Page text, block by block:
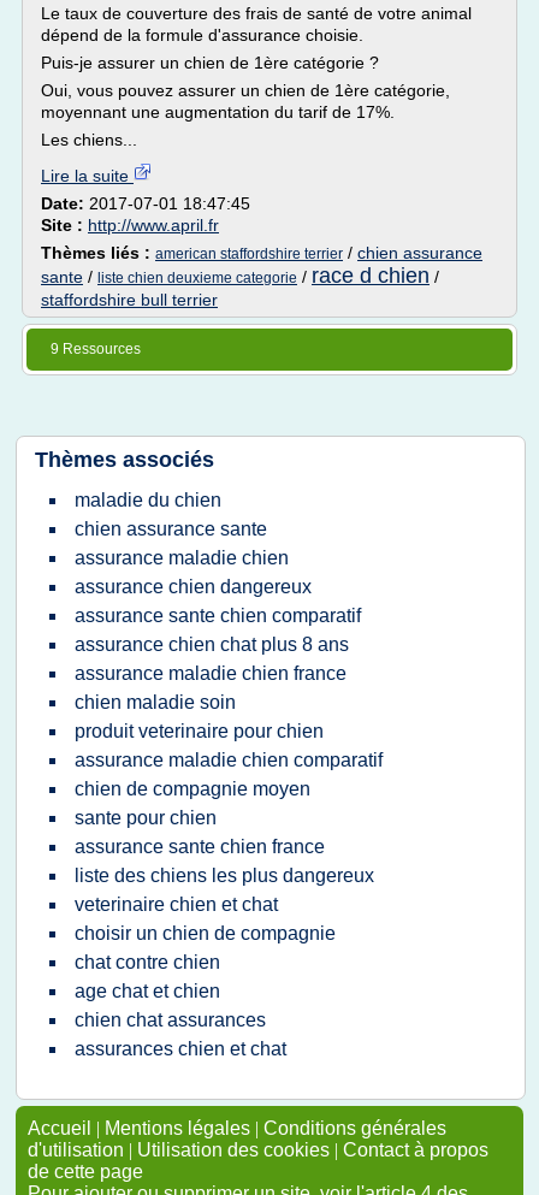
Le taux de couverture des frais de santé de votre animal
dépend de la formule d'assurance choisie.
Puis-je assurer un chien de 1ère catégorie ?
Oui, vous pouvez assurer un chien de 1ère catégorie,
moyennant une augmentation du tarif de 17%.
Les chiens...
Lire la suite
Date: 2017-07-01 18:47:45
Site : http://www.april.fr
Thèmes liés : american staffordshire terrier / chien assurance
sante / liste chien deuxieme categorie / race d chien /
staffordshire bull terrier
9 Ressources
Thèmes associés
maladie du chien
chien assurance sante
assurance maladie chien
assurance chien dangereux
assurance sante chien comparatif
assurance chien chat plus 8 ans
assurance maladie chien france
chien maladie soin
produit veterinaire pour chien
assurance maladie chien comparatif
chien de compagnie moyen
sante pour chien
assurance sante chien france
liste des chiens les plus dangereux
veterinaire chien et chat
choisir un chien de compagnie
chat contre chien
age chat et chien
chien chat assurances
assurances chien et chat
Accueil | Mentions légales | Conditions générales
d'utilisation | Utilisation des cookies | Contact à propos
de cette page